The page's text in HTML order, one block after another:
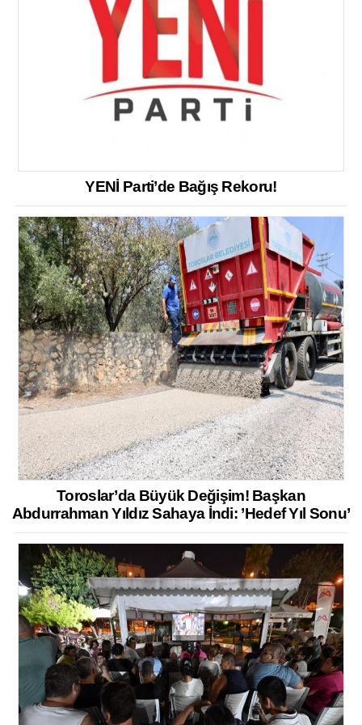
YENİ Parti’de Bağış Rekoru!
Toroslar’da Büyük Değişim! Başkan
Abdurrahman Yıldız Sahaya İndi: ’Hedef Yıl Sonu’